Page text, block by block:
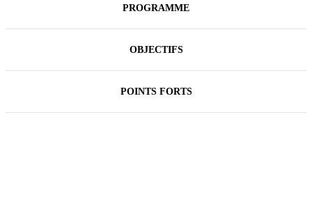
PROGRAMME
OBJECTIFS
POINTS FORTS